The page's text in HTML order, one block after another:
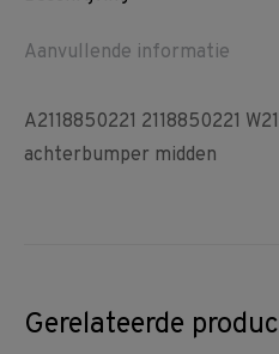
Aanvullende informatie
A2118850221 2118850221
achterbumper midden
Gerelateerde